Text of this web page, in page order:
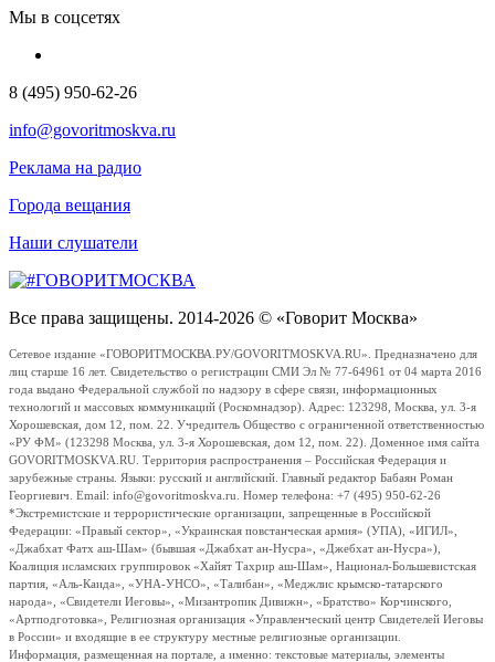
Мы в соцсетях
8 (495) 950-62-26
info@govoritmoskva.ru
Реклама на радио
Города вещания
Наши слушатели
Все права защищены. 2014-2026 © «Говорит Москва»
Сетевое издание «ГОВОРИТМОСКВА.РУ/GOVORITMOSKVA.RU». Предназначено для
лиц старше 16 лет. Свидетельство о регистрации СМИ Эл № 77-64961 от 04 марта 2016
года выдано Федеральной службой по надзору в сфере связи, информационных
технологий и массовых коммуникаций (Роскомнадзор). Адрес: 123298, Москва, ул. 3-я
Хорошевская, дом 12, пом. 22. Учредитель Общество с ограниченной ответственностью
«РУ ФМ» (123298 Москва, ул. 3-я Хорошевская, дом 12, пом. 22). Доменное имя сайта
GOVORITMOSKVA.RU. Территория распространения – Российская Федерация и
зарубежные страны. Языки: русский и английский. Главный редактор Бабаян Роман
Георгиевич. Email: info@govoritmoskva.ru. Номер телефона: +7 (495) 950-62-26
*Экстремистские и террористические организации, запрещенные в Российской
Федерации: «Правый сектор», «Украинская повстанческая армия» (УПА), «ИГИЛ»,
«Джабхат Фатх аш-Шам» (бывшая «Джабхат ан-Нусра», «Джебхат ан-Нусра»),
Коалиция исламских группировок «Хайят Тахрир аш-Шам», Национал-Большевистская
партия, «Аль-Каида», «УНА-УНСО», «Талибан», «Меджлис крымско-татарского
народа», «Свидетели Иеговы», «Мизантропик Дивижн», «Братство» Корчинского,
«Артподготовка», Религиозная организация «Управленческий центр Свидетелей Иеговы
в России» и входящие в ее структуру местные религиозные организации.
Информация, размещенная на портале, а именно: текстовые материалы, элементы